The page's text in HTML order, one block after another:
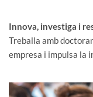
Innova, investiga i
Treballa amb
empresa i impulsa la